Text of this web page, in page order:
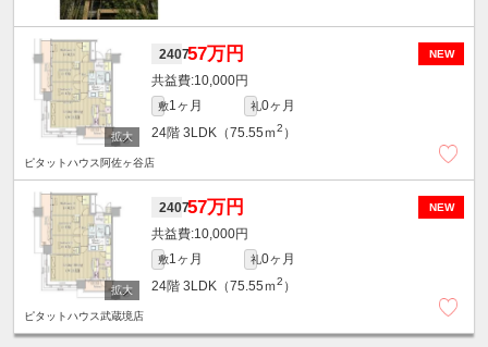
NEW
240757万円
10,000円
敷1ヶ月 礼0ヶ月
24階 3LDK（75.55ｍ2 ）
ピタットハウス阿佐ヶ谷店
NEW
240757万円
10,000円
敷1ヶ月 礼0ヶ月
24階 3LDK（75.55ｍ2 ）
ピタットハウス武蔵境店